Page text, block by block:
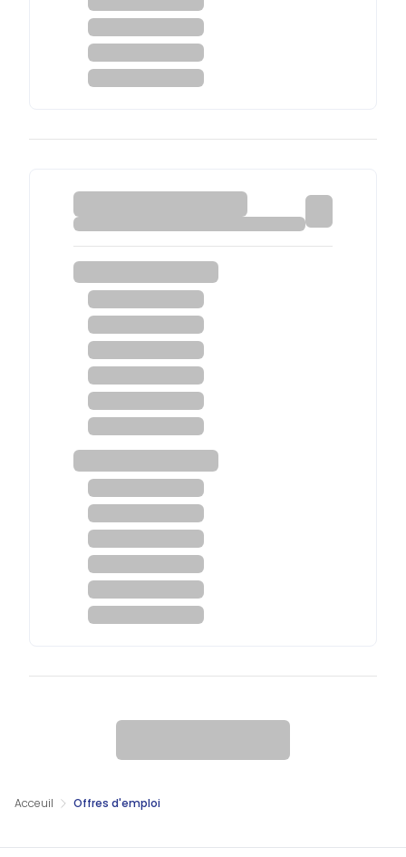
Acceuil Offres d'emploi